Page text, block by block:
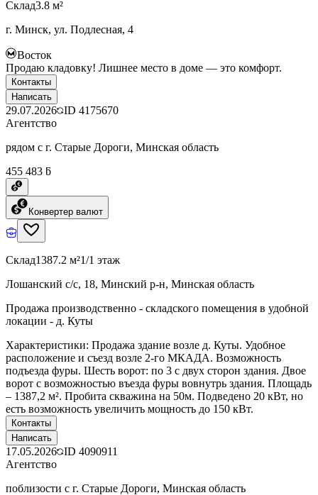
Склад3.8 м²
г. Минск, ул. Подлесная, 4
Восток
Продаю кладовку! Лишнее место в доме — это комфорт.
Контакты
Написать
29.07.2026 ID 4175670
Агентство
рядом с г. Старые Дороги, Минская область
455 483 ƃ
Конвертер валют
Склад1387.2 м²1/1 этаж
Лошанский с/с, 18, Минский р-н, Минская область
Продажа производственно - складского помещения в удобной
локации - д. Куты
Характеристики: Продажа здание возле д. Куты. Удобное
расположение и съезд возле 2-го МКАДА. Возможность
подъезда фуры. Шесть ворот: по 3 с двух сторон здания. Двое
ворот с возможностью въезда фуры вовнутрь здания. Площадь
– 1387,2 м². Пробита скважина на 50м. Подведено 20 кВт, но
есть возможность увеличить мощность до 150 кВт.
Контакты
Написать
17.05.2026 ID 4090911
Агентство
поблизости с г. Старые Дороги, Минская область